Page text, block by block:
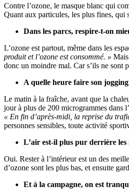
Contre l’ozone, le masque blanc qui
Quant aux particules, les plus fines, qui
Dans les parcs, respire-t-on
L’ozone est partout, même dans les
produit et l’ozone est consommé. »
donc un moindre mal. Car s’ils ne sont
A quelle heure faire son
Le matin à la fraîche, avant que la
jour à plus de 200 microgrammes dans
« En fin d’après-midi, la reprise du
personnes sensibles, toute activité
L’air est-il plus pur derrière les
Oui. Rester à l’intérieur est un des
d’ozone sont les plus bas, et ensuite
Et à la campagne, on est